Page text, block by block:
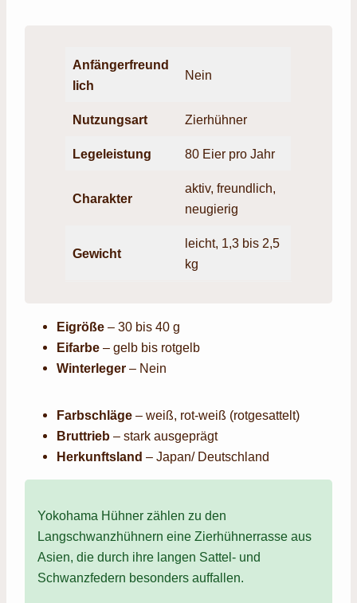
Anfängerfreund
lich
Nein
Nutzungsart Zierhühner
Legeleistung 80 Eier pro Jahr
Charakter
aktiv, freundlich,
neugierig
Gewicht
leicht, 1,3 bis 2,5
kg
Eigröße – 30 bis 40 g
Eifarbe – gelb bis rotgelb
Winterleger – Nein
Farbschläge – weiß, rot-weiß (rotgesattelt)
Bruttrieb – stark ausgeprägt
Herkunftsland – Japan/ Deutschland
Yokohama Hühner zählen zu den
Langschwanzhühnern eine Zierhühnerrasse aus
Asien, die durch ihre langen Sattel- und
Schwanzfedern besonders auffallen.